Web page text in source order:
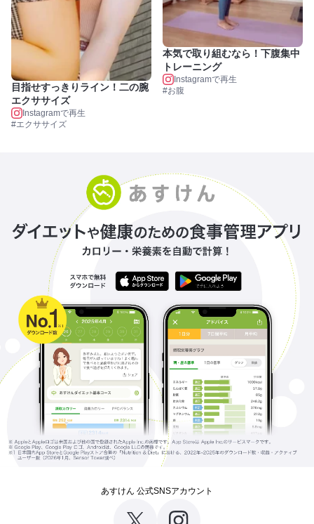
目指せすっきりライン！二の腕
エクササイズ
Instagramで再生
#エクササイズ
本気で取り組むなら！下腹集中
トレーニング
Instagramで再生
#お腹
あすけん 公式SNSアカウント